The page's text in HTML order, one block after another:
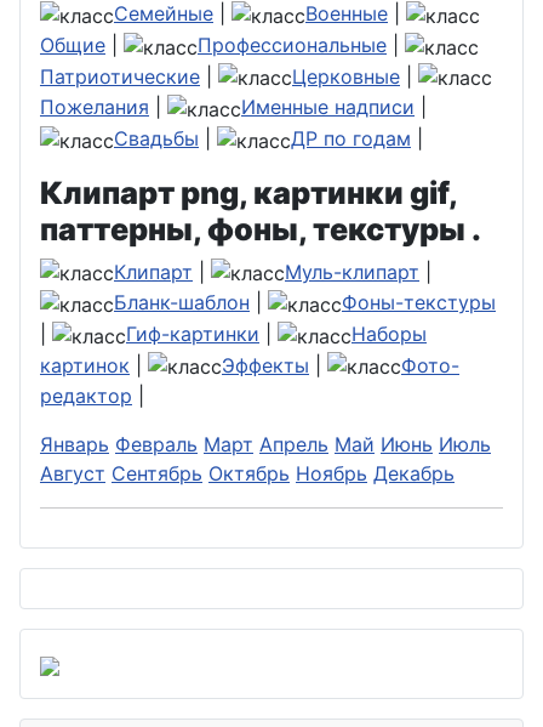
Семейные Военные
Общие
Профессиональные
Патриотические
Церковные
Пожелания
Именные надписи
Свадьбы
ДР по годам
Клипарт png, картинки gif,
паттерны, фоны, текстуры .
Клипарт Муль-клипарт
Бланк-шаблон
Фоны-текстуры
Гиф-картинки
Наборы
картинок
Эффекты
Фото-
редактор
Январь Февраль Март Апрель Май Июнь Июль
Август Сентябрь Октябрь Ноябрь Декабрь